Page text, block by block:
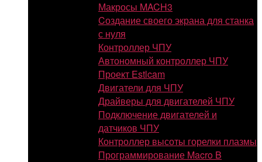
Макросы MACH3
Cоздание своего экрана для станка
с нуля
Контроллер ЧПУ
Автономный контроллер ЧПУ
Проект Estlcam
Двигатели для ЧПУ
Драйверы для двигателей ЧПУ
Подключение двигателей и
датчиков ЧПУ
Контроллер высоты горелки плазмы
Программирование Macro B